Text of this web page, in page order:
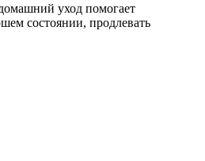
уход помогает
состоянии, продлевать